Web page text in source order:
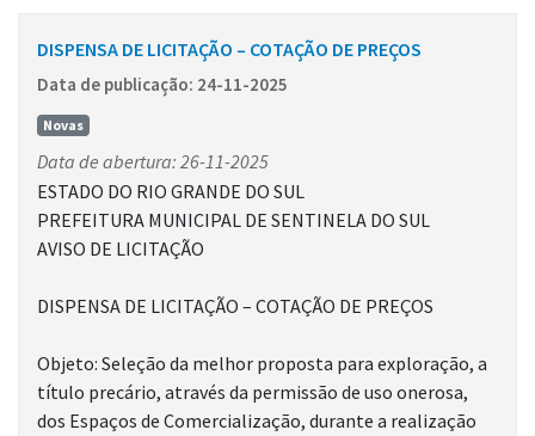
DISPENSA DE LICITAÇÃO – COTAÇÃO DE PREÇOS
Data de publicação: 24-11-2025
Novas
Data de abertura: 26-11-2025
ESTADO DO RIO GRANDE DO SUL
PREFEITURA MUNICIPAL DE SENTINELA DO SUL
AVISO DE LICITAÇÃO
DISPENSA DE LICITAÇÃO – COTAÇÃO DE PREÇOS
Objeto: Seleção da melhor proposta para exploração, a
título precário, através da permissão de uso onerosa,
dos Espaços de Comercialização, durante a realização